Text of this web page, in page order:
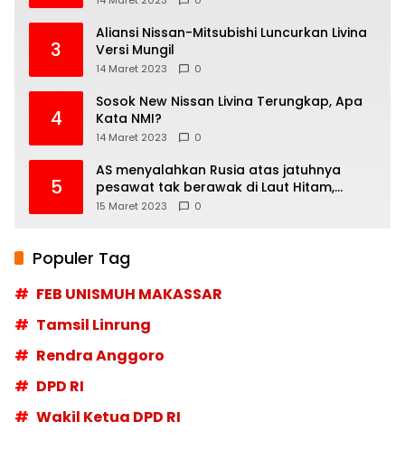
3
Aliansi Nissan-Mitsubishi Luncurkan Livina
Versi Mungil
14 Maret 2023 0
4
Sosok New Nissan Livina Terungkap, Apa
Kata NMI?
14 Maret 2023 0
5
AS menyalahkan Rusia atas jatuhnya
pesawat tak berawak di Laut Hitam,
Moskow menyangkal
15 Maret 2023 0
Populer Tag
FEB UNISMUH MAKASSAR
Tamsil Linrung
Rendra Anggoro
DPD RI
Wakil Ketua DPD RI